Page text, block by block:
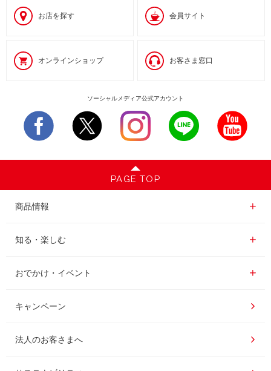
お店を探す 会員サイト
オンラインショップ お客さま窓口
ソーシャルメディア公式アカウント
PAGE TOP
商品情報
商品情報一覧
レギュラーコーヒー
インスタントコーヒー
ドリップポッド
知る・楽しむ
知る・楽しむ一覧
おいしいコーヒーの淹れ方
コーヒー百科
レシピ
おでかけ・イベント
おでかけ・イベント情報一覧
UCCコーヒー博物館
UCCコーヒーアカデミー
工場見学
キャンペーン
法人のお客さまへ